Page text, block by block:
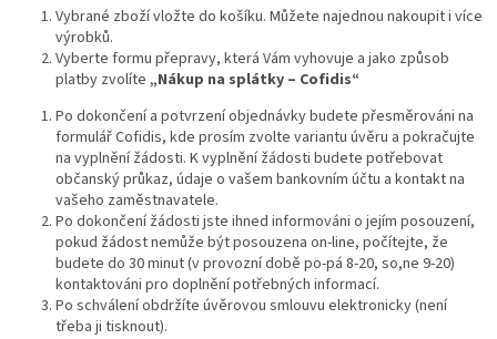
Vybrané zboží vložte do košíku. Můžete najednou nakoupit i více
výrobků.
Vyberte formu přepravy, která Vám vyhovuje a jako způsob
platby zvolíte „Nákup na splátky – Cofidis“
Po dokončení a potvrzení objednávky budete přesměrováni na
formulář Cofidis, kde prosím zvolte variantu úvěru a pokračujte
na vyplnění žádosti. K vyplnění žádosti budete potřebovat
občanský průkaz, údaje o vašem bankovním účtu a kontakt na
vašeho zaměstnavatele.
Po dokončení žádosti jste ihned informováni o jejím posouzení,
pokud žádost nemůže být posouzena on-line, počítejte, že
budete do 30 minut (v provozní době po-pá 8-20, so,ne 9-20)
kontaktováni pro doplnění potřebných informací.
Po schválení obdržíte úvěrovou smlouvu elektronicky (není
třeba ji tisknout).